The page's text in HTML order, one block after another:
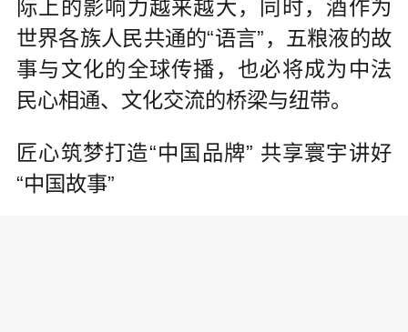
际上的影响力越来越大，同时，酒作为
世界各族人民共通的“语言”，五粮液的故
事与文化的全球传播，也必将成为中法
民心相通、文化交流的桥梁与纽带。
匠心筑梦打造“中国品牌” 共享寰宇讲好
“中国故事”